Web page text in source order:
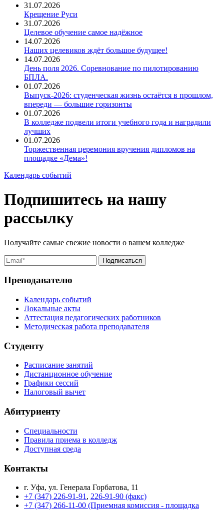
31.07.2026
Крещение Руси
31.07.2026
Целевое обучение самое надёжное
14.07.2026
Наших целевиков ждёт большое будущее!
14.07.2026
День поля 2026. Соревнование по пилотированию
БПЛА.
01.07.2026
Выпуск-2026: студенческая жизнь остаётся в прошлом,
впереди — большие горизонты
01.07.2026
В колледже подвели итоги учебного года и наградили
лучших
01.07.2026
Торжественная церемония вручения дипломов на
площадке «Дема»!
Календарь событий
Подпишитесь на нашу
рассылку
Получайте самые свежие новости о вашем колледже
Преподавателю
Календарь событий
Локальные акты
Аттестация педагогических работников
Методическая работа преподавателя
Студенту
Расписание занятий
Дистанционное обучение
Графики сессий
Налоговый вычет
Абитуриенту
Специальности
Правила приема в колледж
Доступная среда
Контакты
г. Уфа, ул. Генерала Горбатова, 11
+7 (347) 226-91-91 , 226-91-90 (факс)
+7 (347) 266-11-00 (Приемная комиссия - площадка